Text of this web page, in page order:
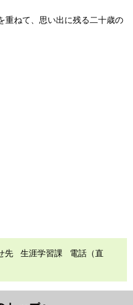
重ねて、思い出に残る二十歳の
先 生涯学習課 電話（直